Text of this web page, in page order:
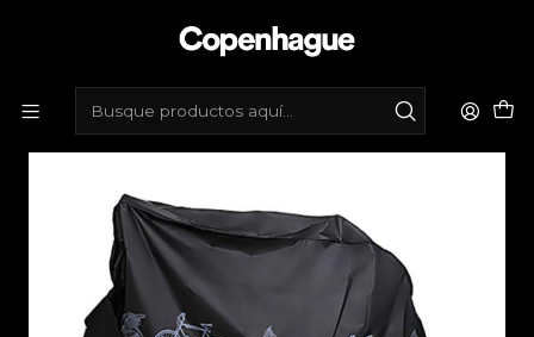
Tienda de bicicletas
Fundas protectoras
Funda Protectora Bicicleta Trip